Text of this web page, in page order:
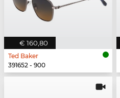
€ 160,80
Ted Baker
391652 - 900